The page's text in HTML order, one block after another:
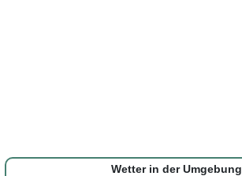
Wetter in der Umgebung